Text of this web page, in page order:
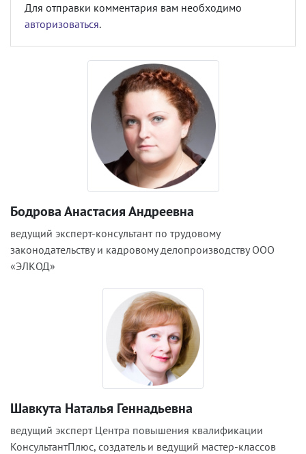
Для отправки комментария вам необходимо
авторизоваться.
Бодрова Анастасия Андреевна
ведущий эксперт-консультант по трудовому
законодательству и кадровому делопроизводству ООО
«ЭЛКОД»
Шавкута Наталья Геннадьевна
ведущий эксперт Центра повышения квалификации
КонсультантПлюс, создатель и ведущий мастер-классов